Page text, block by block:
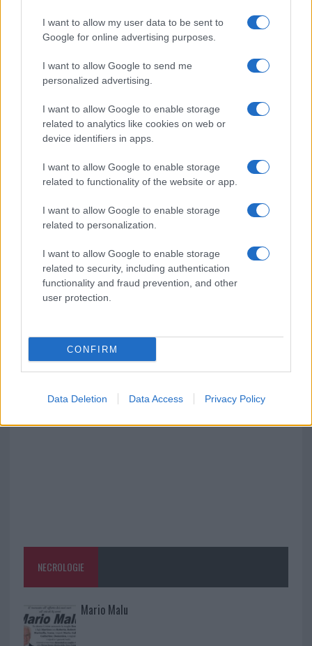
I want to allow my user data to be sent to
Google for online advertising purposes.
I want to allow Google to send me
personalized advertising.
I want to allow Google to enable storage
related to analytics like cookies on web or
device identifiers in apps.
I want to allow Google to enable storage
related to functionality of the website or app.
I want to allow Google to enable storage
related to personalization.
I want to allow Google to enable storage
related to security, including authentication
functionality and fraud prevention, and other
user protection.
CONFIRM
Data Deletion Data Access Privacy Policy
Ristorante distrutto dalle fiamme a La
Maddalena, incendio a Monti d’à rena
Le previsioni meteo per il weekend a Olbia e in
Michelle Hunziker in Gallura, bella anche dal
Calangianus, dopo le polemiche il centro
accoglienza minori chiude
Olbia, divieto di sosta contro spaccio e degrado:
esplode la protesta
Monte Pino, la fine di un lungo dolore: storia e
NECROLOGIE
Mario Malu